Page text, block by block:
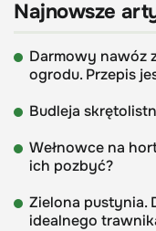
Najnowsze
Darmowy nawóz
ogrodu. Przepis
Budleja
Wełnowce na
ich pozbyć?
Zielona pustynia.
idealnego